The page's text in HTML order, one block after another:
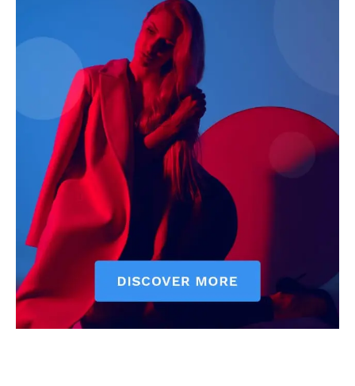
AIN NEWS 1
Contact Us
About Us
Privacy Policy
Terms of Use Agreement
Facebook
X WhatsApp
Share